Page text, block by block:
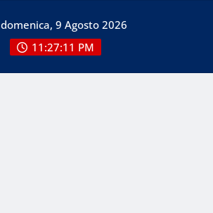
domenica, 9 Agosto 2026
11:27:12 PM